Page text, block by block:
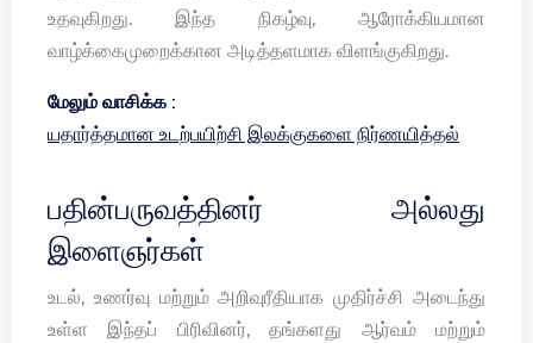
உதவுகிறது. இந்த நிகழ்வு, ஆரோக்கியமான
வாழ்க்கைமுறைக்கான அடித்தளமாக விளங்குகிறது.
மேலும் வாசிக்க :
யதார்த்தமான உடற்பயிற்சி இலக்குகளை நிர்ணயித்தல்
பதின்பருவத்தினர் அல்லது
இளைஞர்கள்
உடல், உணர்வு மற்றும் அறிவுரீதியாக முதிர்ச்சி அடைந்து
உள்ள இந்தப் பிரிவினர், தங்களது ஆர்வம் மற்றும்